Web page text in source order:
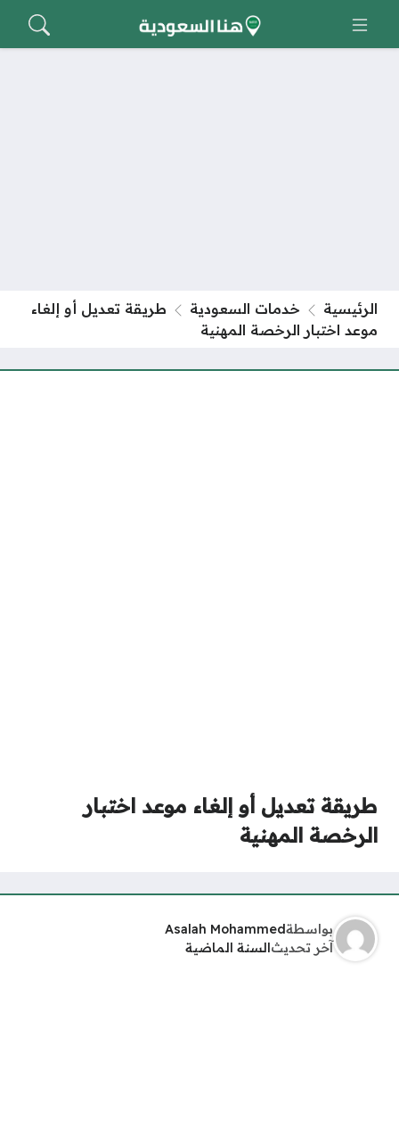
الرئيسية خدمات السعودية
طريقة تعديل أو إلغاء
موعد اختبار الرخصة المهنية
طريقة تعديل أو إلغاء موعد اختبار
الرخصة المهنية
بواسطةAsalah Mohammed
آخر تحديثالسنة الماضية